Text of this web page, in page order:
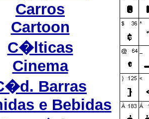
Carros
Cartoon
C�lticas
Cinema
Barras
e Bebidas